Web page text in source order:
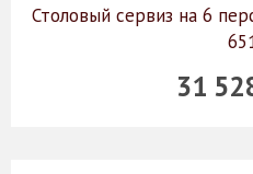
Столовый сервиз на 6
31